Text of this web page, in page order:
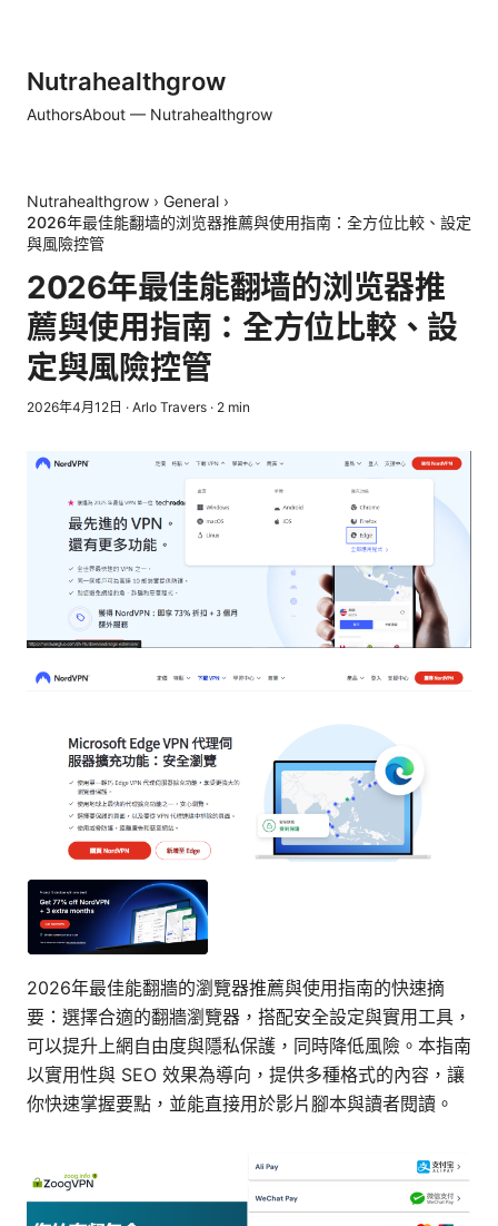
Nutrahealthgrow
AuthorsAbout — Nutrahealthgrow
Nutrahealthgrow › General ›
2026年最佳能翻墙的浏览器推薦與使用指南：全方位比較、設定
與風險控管
2026年最佳能翻墙的浏览器推
薦與使用指南：全方位比較、設
定與風險控管
2026年4月12日 · Arlo Travers · 2 min
2026年最佳能翻牆的瀏覽器推薦與使用指南的快速摘
要：選擇合適的翻牆瀏覽器，搭配安全設定與實用工具，
可以提升上網自由度與隱私保護，同時降低風險。本指南
以實用性與 SEO 效果為導向，提供多種格式的內容，讓
你快速掌握要點，並能直接用於影片腳本與讀者閱讀。